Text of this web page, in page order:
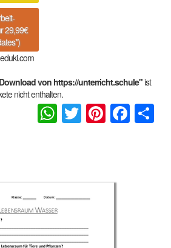
29,99€
von https://unterricht.schule"ist
nicht enthalten.
WhatsApp
Twitter